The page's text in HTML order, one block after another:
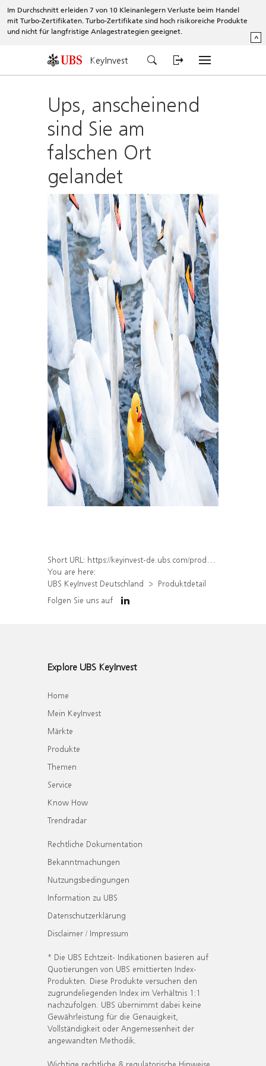
Im Durchschnitt erleiden 7 von 10 Kleinanlegern Verluste beim Handel
mit Turbo-Zertifikaten. Turbo-Zertifikate sind hoch risikoreiche Produkte
und nicht für langfristige Anlagestrategien geeignet.
^
KeyInvest
Ups, anscheinend
sind Sie am
falschen Ort
gelandet
Short URL: https://keyinvest-de.ubs.com/produkt/detail/index/isin/DE000WA7GQT9
You are here:
UBS KeyInvest Deutschland
Produktdetail
Folgen Sie uns auf
Explore UBS KeyInvest
Home
Mein KeyInvest
Märkte
Produkte
Themen
Service
Know How
Trendradar
Rechtliche Dokumentation
Bekanntmachungen
Nutzungsbedingungen
Information zu UBS
Datenschutzerklärung
Disclaimer / Impressum
* Die UBS Echtzeit- Indikationen basieren auf
Quotierungen von UBS emittierten Index-
Produkten. Diese Produkte versuchen den
zugrundeliegenden Index im Verhältnis 1:1
nachzufolgen. UBS übernimmt dabei keine
Gewährleistung für die Genauigkeit,
Vollständigkeit oder Angemessenheit der
angewandten Methodik.